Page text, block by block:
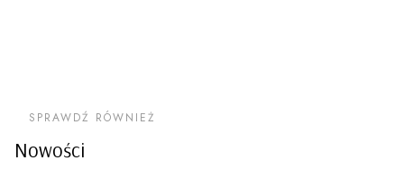
Nowości
SPRAWDŹ RÓWNIEŻ